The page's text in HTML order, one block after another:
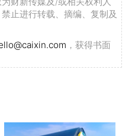
止进行转载、摘编、复制及
，获得书面